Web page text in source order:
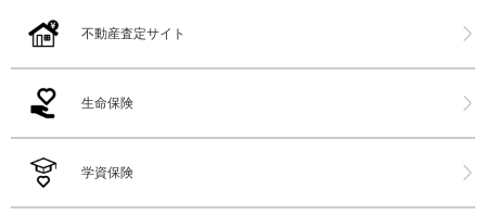
不動産査定サイト
生命保険
学資保険